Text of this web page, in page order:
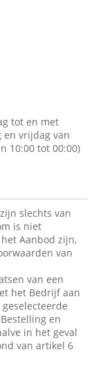
tot en met
en vrijdag van
10:00 tot 00:00)
slechts van
is niet
Aanbod zijn,
van
van een
het Bedrijf aan
en
in het geval
van artikel 6